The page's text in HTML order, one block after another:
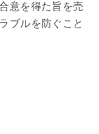
意を得た旨を売
ブルを防ぐこと